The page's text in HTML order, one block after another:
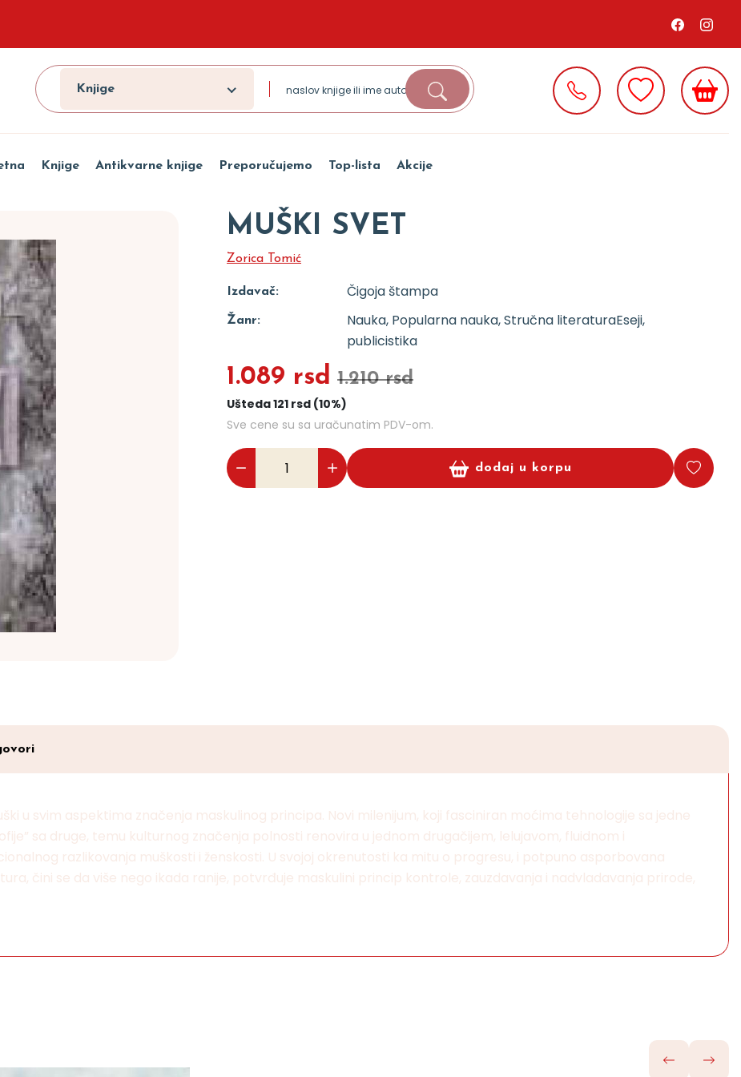
Knjige
Knjige Antikvarne knjige Preporučujemo Top-lista Akcije
MUŠKI SVET
Zorica Tomić
Izdavač: Čigoja štampa
Žanr: Nauka, Popularna nauka, Stručna literaturaEseji,
publicistika
1.089 rsd 1.210 rsd
Ušteda 121 rsd (10%)
Sve cene su sa uračunatim PDV-om.
dodaj u korpu
u svim aspektima značenja maskulinog principa. Novi milenijum, koji fasciniran moćima tehnologije sa jedne
sa druge, temu kulturnog značenja polnosti renovira u jednom drugačijem, lelujavom, fluidnom i
razlikovanja muškosti i ženskosti. U svojoj okrenutosti ka mitu o progresu, i potpuno asporbovana
čini se da više nego ikada ranije, potvrđuje maskulini princip kontrole, zauzdavanja i nadvladavanja prirode,